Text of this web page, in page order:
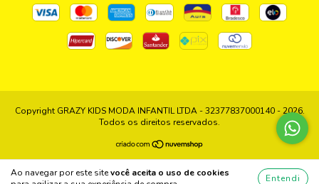
Ao navegar por este sitevocê aceita o uso de cookies
Entendi
Copyright GRAZY KIDS MODA INFANTIL LTDA - 32377837000140 - 2026.
Todos os direitos reservados.